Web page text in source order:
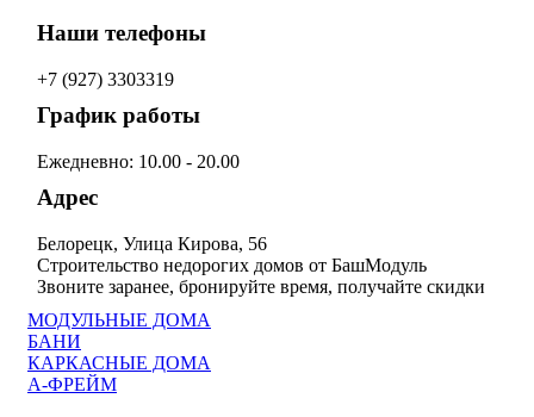
Наши телефоны
+7 (927) 3303319
График работы
Ежедневно: 10.00 - 20.00
Адрес
Белорецк, Улица Кирова, 56
Строительство недорогих домов от БашМодуль
Звоните заранее, бронируйте время, получайте скидки
МОДУЛЬНЫЕ ДОМА
БАНИ
КАРКАСНЫЕ ДОМА
А-ФРЕЙМ